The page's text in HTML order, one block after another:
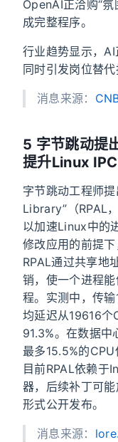
OpenAI正洽购“
成完整程序。
行业趋势显示，
同时引发岗位替代
消息来源：
5 字节跳动提
提升Linux
字节跳动工程师
Library”（RPAL
以加速Linux中的
修改应用的前提下
RPAL通过共享地
销，使一个进程
程。实测中，传
均延迟从19616个
91.3%。在数据中
最多15.5%的CPU
目前RPAL依赖
器，后续补丁可
形式公开发布。
消息来源：